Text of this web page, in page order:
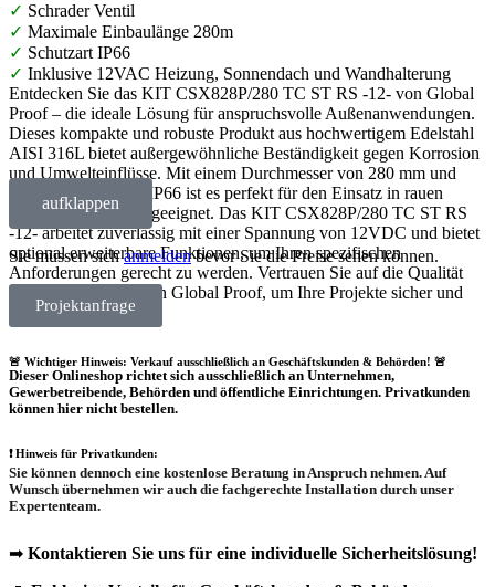
✓ Schrader Ventil
✓ Maximale Einbaulänge 280m
✓ Schutzart IP66
✓ Inklusive 12VAC Heizung, Sonnendach und Wandhalterung
Entdecken Sie das KIT CSX828P/280 TC ST RS -12- von Global
Proof – die ideale Lösung für anspruchsvolle Außenanwendungen.
Dieses kompakte und robuste Produkt aus hochwertigem Edelstahl
AISI 316L bietet außergewöhnliche Beständigkeit gegen Korrosion
und Umwelteinflüsse. Mit einem Durchmesser von 280 mm und
einer Schutzart von IP66 ist es perfekt für den Einsatz in rauen
Außenbedingungen geeignet. Das KIT CSX828P/280 TC ST RS
-12- arbeitet zuverlässig mit einer Spannung von 12VDC und bietet
optional erweiterbare Funktionen, um Ihren spezifischen
Anforderungen gerecht zu werden. Vertrauen Sie auf die Qualität
und Langlebigkeit von Global Proof, um Ihre Projekte sicher und
effizient zu gestalten.
aufklappen
Sie müssen sichanmeldenbevor Sie die Preise sehen können.
Projektanfrage
🚨 Wichtiger Hinweis: Verkauf ausschließlich an Geschäftskunden & Behörden! 🚨
Dieser Onlineshop richtet sich ausschließlich an Unternehmen,
Gewerbetreibende, Behörden und öffentliche Einrichtungen. Privatkunden
können hier nicht bestellen.
❗Hinweis für Privatkunden:
Sie können dennoch eine kostenlose Beratung in Anspruch nehmen. Auf
Wunsch übernehmen wir auch die fachgerechte Installation durch unser
Expertenteam.
➡ Kontaktieren Sie uns für eine individuelle Sicherheitslösung!